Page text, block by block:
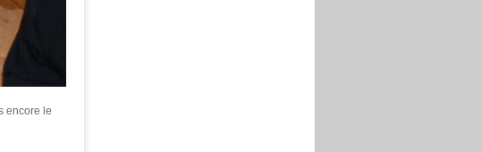
encore le